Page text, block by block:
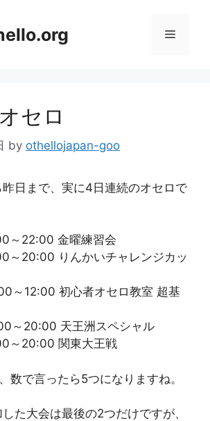
メ
セロ
by othellojapan-goo
日まで、実に4日連続のオセロで
22:00 金曜練習会
20:00 りんかいチャレンジカッ
～12:00 初心者オセロ教室 超基
～20:00 天王洲スペシャル
～20:00 関東大王戦
数で言ったら5つになりますね。
た大会は最後の2つだけですが、